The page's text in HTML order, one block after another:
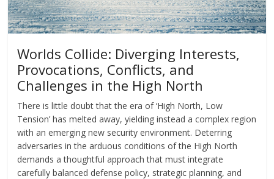
Worlds Collide: Diverging Interests,
Provocations, Conflicts, and
Challenges in the High North
There is little doubt that the era of ‘High North, Low
Tension’ has melted away, yielding instead a complex region
with an emerging new security environment. Deterring
adversaries in the arduous conditions of the High North
demands a thoughtful approach that must integrate
carefully balanced defense policy, strategic planning, and